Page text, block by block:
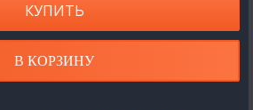
КУПИТЬ
В КОРЗИНУ